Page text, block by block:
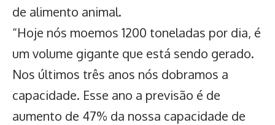
de alimento animal.
“Hoje nós moemos 1200 toneladas por dia, é
um volume gigante que está sendo gerado.
Nos últimos três anos nós dobramos a
capacidade. Esse ano a previsão é de
aumento de 47% da nossa capacidade de